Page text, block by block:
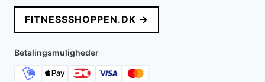
pris
var:
7.999 kr..
pris
er:
FITNESSSHOPPEN.DK →
Betalingsmuligheder